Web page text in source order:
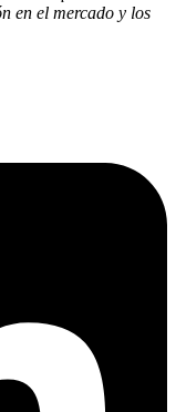
en el mercado y los